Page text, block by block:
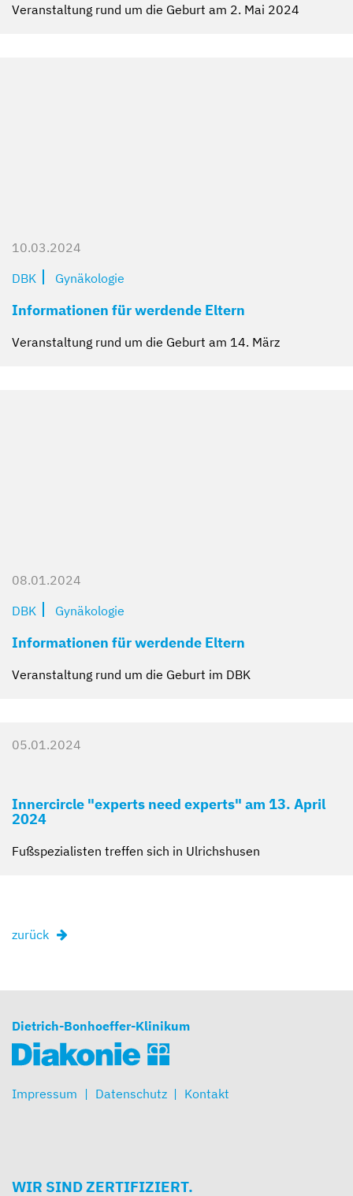
Veranstaltung rund um die Geburt am 2. Mai 2024
10.03.2024
DBK
Gynäkologie
Informationen für werdende Eltern
Veranstaltung rund um die Geburt am 14. März
08.01.2024
DBK
Gynäkologie
Informationen für werdende Eltern
Veranstaltung rund um die Geburt im DBK
05.01.2024
Innercircle "experts need experts" am 13. April
2024
Fußspezialisten treffen sich in Ulrichshusen
zurück
Dietrich-Bonhoeffer-Klinikum
Impressum Datenschutz Kontakt
WIR SIND ZERTIFIZIERT.